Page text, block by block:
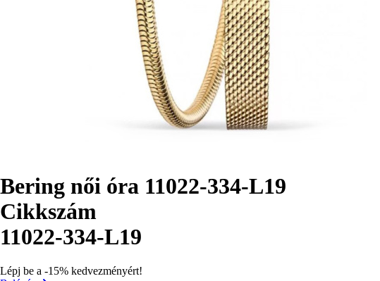
Bering női óra 11022-334-L19
Cikkszám
11022-334-L19
Lépj be a -15% kedvezményért!